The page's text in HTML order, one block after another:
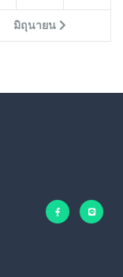
มิถุนายน